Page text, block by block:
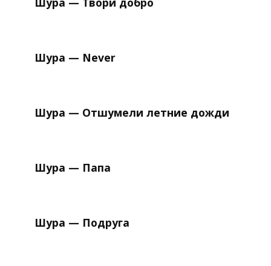
Шура — Never
Шура — Отшумели летние дожди
Шура — Папа
Шура — Подруга